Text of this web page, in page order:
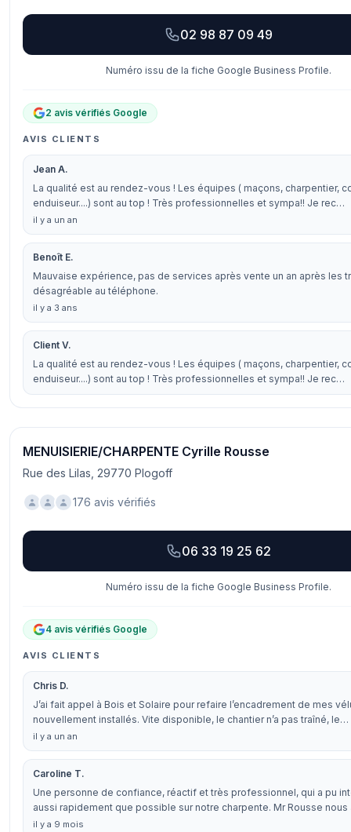
02 98 87 09 49
Numéro issu de la fiche Google Business Profile.
2 avis vérifiés Google
AVIS CLIENTS
Jean A.
La qualité est au rendez-vous ! Les équipes ( maçons, charpentier,
enduiseur....) sont au top ! Très professionnelles et sympa!! Je rec…
il y a un an
Benoît E.
Mauvaise expérience, pas de services après vente un an après les
désagréable au téléphone.
il y a 3 ans
Client V.
La qualité est au rendez-vous ! Les équipes ( maçons, charpentier,
enduiseur....) sont au top ! Très professionnelles et sympa!! Je rec…
MENUISIERIE/CHARPENTE Cyrille Rousse
Rue des Lilas, 29770 Plogoff
176 avis vérifiés
06 33 19 25 62
Numéro issu de la fiche Google Business Profile.
4 avis vérifiés Google
AVIS CLIENTS
Chris D.
J’ai fait appel à Bois et Solaire pour refaire l’encadrement de mes
nouvellement installés. Vite disponible, le chantier n’a pas traîné, le…
il y a un an
Caroline T.
Une personne de confiance, réactif et très professionnel, qui a pu
aussi rapidement que possible sur notre charpente. Mr Rousse
il y a 9 mois